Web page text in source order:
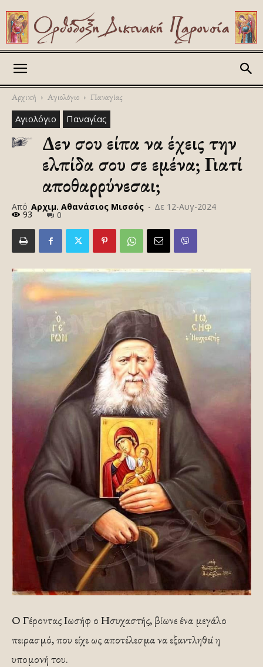
Αρχική Αγιολόγιο Παναγίας
Αγιολόγιο Παναγίας
Δεν σου είπα να έχεις την
ελπίδα σου σε εμένα; Γιατί
αποθαρρύνεσαι;
Από Αρχιμ. Αθανάσιος Μισσός - Δε 12-Αυγ-2024
93 0
Ο Γέροντας Ιωσήφ ο Ησυχαστής, βίωνε ένα μεγάλο
πειρασμό, που είχε ως αποτέλεσμα να εξαντληθεί η
υπομονή του.